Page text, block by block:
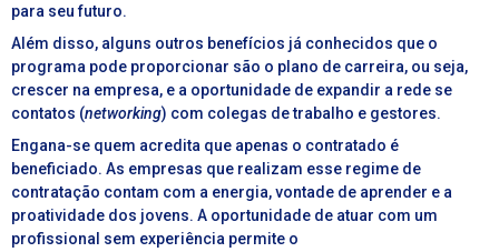
para seu futuro.
Além disso, alguns outros benefícios já conhecidos que o
programa pode proporcionar são o plano de carreira, ou seja,
crescer na empresa, e a oportunidade de expandir a rede se
contatos (networking) com colegas de trabalho e gestores.
Engana-se quem acredita que apenas o contratado é
beneficiado. As empresas que realizam esse regime de
contratação contam com a energia, vontade de aprender e a
proatividade dos jovens. A oportunidade de atuar com um
profissional sem experiência permite o